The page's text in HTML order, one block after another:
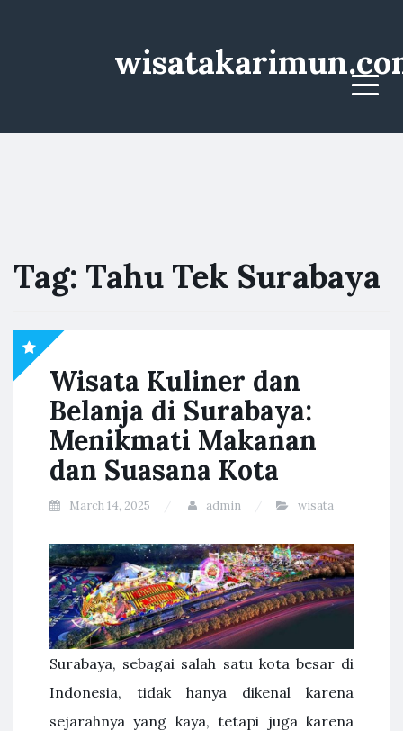
Menu
Tag: Tahu Tek Surabaya
Wisata Kuliner dan
Belanja di Surabaya:
Menikmati Makanan
dan Suasana Kota
March 14, 2025 admin wisata
Surabaya, sebagai salah satu kota besar di
Indonesia, tidak hanya dikenal karena
sejarahnya yang kaya, tetapi juga karena